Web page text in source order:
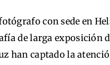
con sede en
de larga exposición
han captado la